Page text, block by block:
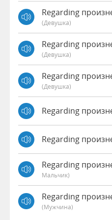
Regarding
(девушка)
Regarding
(девушка)
Regarding
(девушка)
Regarding
Regarding
Regarding
Мальчик)
Regarding
(мужчина)